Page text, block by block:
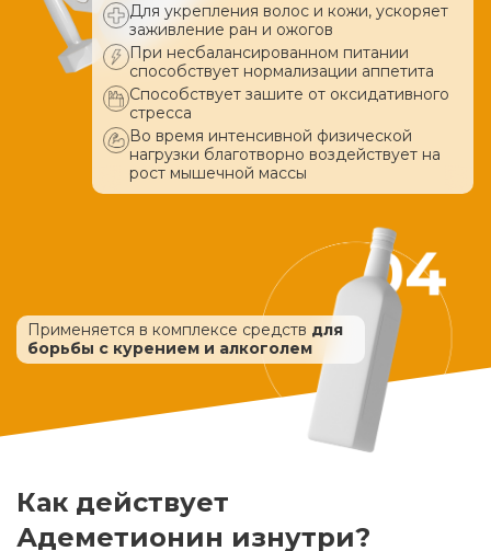
Для укрепления волос и кожи, ускоряет
заживление ран и ожогов
При несбалансированном питании
способствует нормализации аппетита
Способствует зашите от оксидативного
стресса
Во время интенсивной физической
нагрузки благотворно воздействует на
рост мышечной массы
Применяется в комплексе средств для
борьбы с курением и алкоголем
Как действует
Адеметионин изнутри?